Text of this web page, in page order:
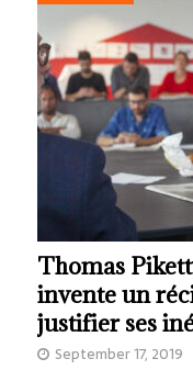
Thomas
invente un
justifier ses
September 17, 2019